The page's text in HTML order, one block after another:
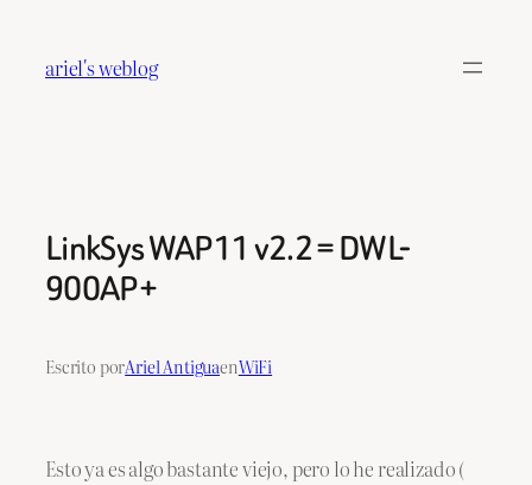
contenido
ariel's weblog
LinkSys WAP11 v2.2 = DWL-
900AP+
Escrito porAriel AntiguaenWiFi
Esto ya es algo bastante viejo, pero lo he realizado (